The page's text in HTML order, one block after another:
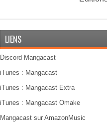
LIENS
Discord Mangacast
iTunes : Mangacast
iTunes : Mangacast Extra
iTunes : Mangacast Omake
Mangacast sur AmazonMusic